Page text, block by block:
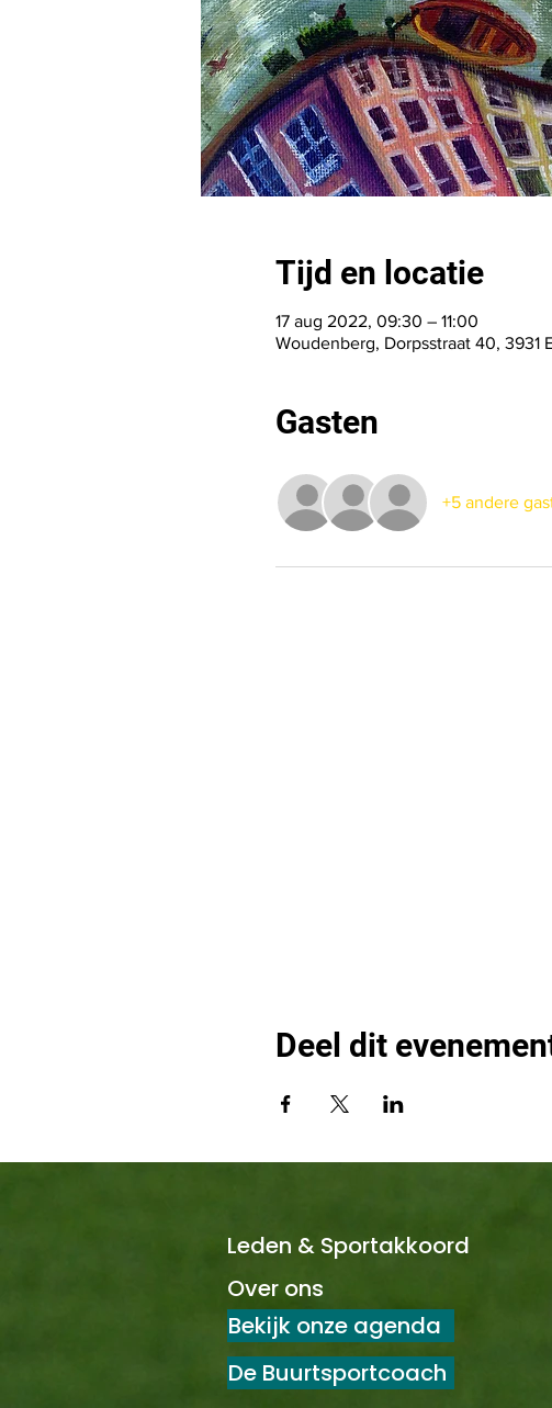
Tijd en locatie
17 aug 2022, 09:30 – 11:00
Woudenberg, Dorpsstraat 40, 3931
Gasten
+5 andere
Deel dit
Leden & Sportakkoord
Over ons
Bekijk onze agenda
De Buurtsportcoach